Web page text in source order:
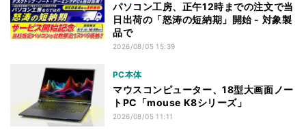
パソコン工房、正午12時までの注文で当
日出荷の「怒涛の短納期」開始 - 対象製
品で
2026/08/05 15:39
PC本体
マウスコンピューター、18型大画面ノー
トPC「mouse K8シリーズ」
2026/08/05 11:11